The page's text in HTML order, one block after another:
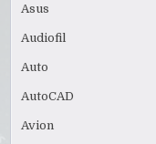
Asus
Audiofil
Auto
AutoCAD
Avion